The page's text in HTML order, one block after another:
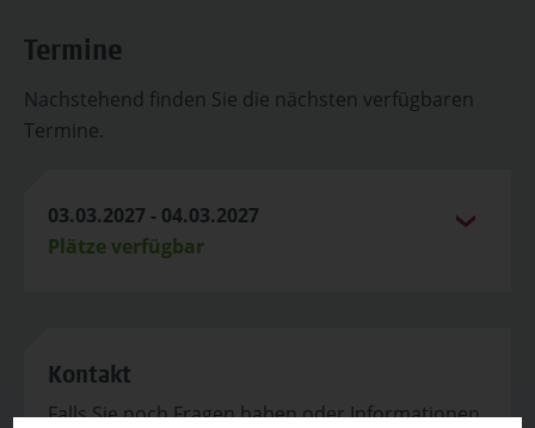
Termine
Nachstehend finden Sie die nächsten verfügbaren
Termine.
03.03.2027 - 04.03.2027
Plätze verfügbar
Kontakt
Falls Sie noch Fragen haben oder Informationen